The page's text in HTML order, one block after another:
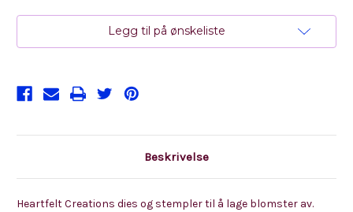
Legg til på ønskeliste
Beskrivelse
Heartfelt Creations dies og stempler til å lage blomster av.